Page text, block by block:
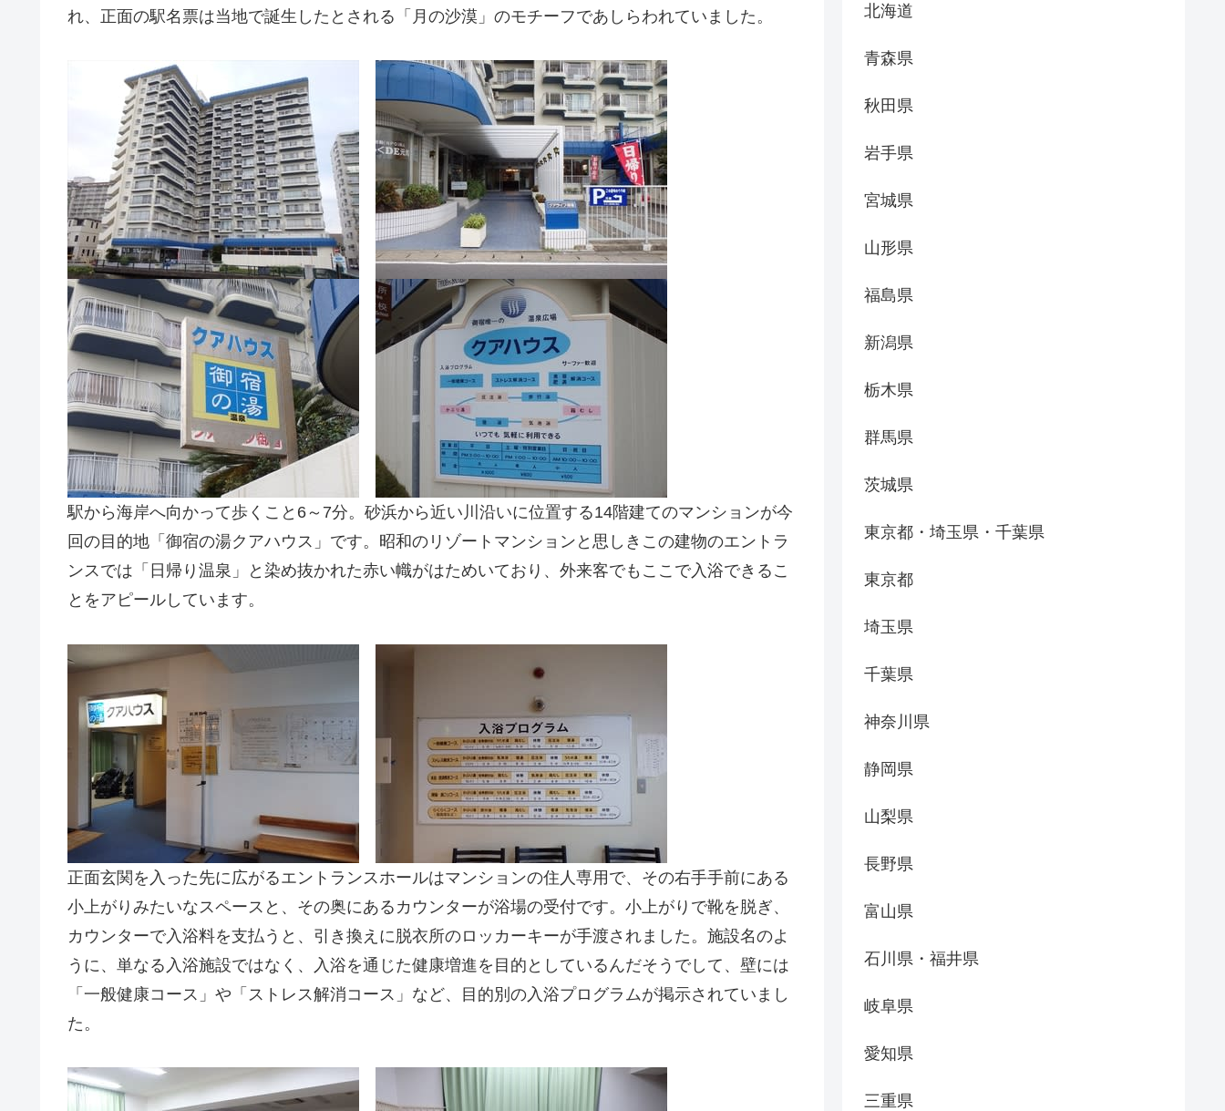
れ、正面の駅名票は当地で誕生したとされる「月の沙漠」のモチーフであしらわれていました。
駅から海岸へ向かって歩くこと6～7分。砂浜から近い川沿いに位置する14階建てのマンションが今
回の目的地「御宿の湯クアハウス」です。昭和のリゾートマンションと思しきこの建物のエントラ
ンスでは「日帰り温泉」と染め抜かれた赤い幟がはためいており、外来客でもここで入浴できるこ
とをアピールしています。
正面玄関を入った先に広がるエントランスホールはマンションの住人専用で、その右手手前にある
小上がりみたいなスペースと、その奥にあるカウンターが浴場の受付です。小上がりで靴を脱ぎ、
カウンターで入浴料を支払うと、引き換えに脱衣所のロッカーキーが手渡されました。施設名のよ
うに、単なる入浴施設ではなく、入浴を通じた健康増進を目的としているんだそうでして、壁には
「一般健康コース」や「ストレス解消コース」など、目的別の入浴プログラムが掲示されていまし
た。
北海道
青森県
秋田県
岩手県
宮城県
山形県
福島県
新潟県
栃木県
群馬県
茨城県
東京都・埼玉県・千葉県
東京都
埼玉県
千葉県
神奈川県
静岡県
山梨県
長野県
富山県
石川県・福井県
岐阜県
愛知県
三重県